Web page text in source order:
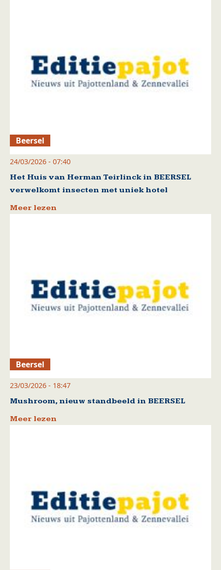
Beersel
24/03/2026 - 07:40
Het Huis van Herman Teirlinck in BEERSEL
verwelkomt insecten met uniek hotel
Meer lezen
Beersel
23/03/2026 - 18:47
Mushroom, nieuw standbeeld in BEERSEL
Meer lezen